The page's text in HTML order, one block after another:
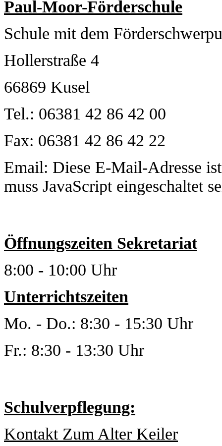
Paul-Moor-Förderschule
Schule mit dem
Hollerstraße 4
66869 Kusel
Tel.: 06381 42 86 42 00
Fax: 06381 42 86 42 22
Email: Diese E-Mail-Adresse
muss JavaScript eingeschaltet
Öffnungszeiten Sekretariat
8:00 - 10:00 Uhr
Unterrichtszeiten
Mo. - Do.: 8:30 - 15:30 Uhr
Fr.: 8:30 - 13:30 Uhr
Schulverpflegung:
Kontakt Zum Alter Keiler